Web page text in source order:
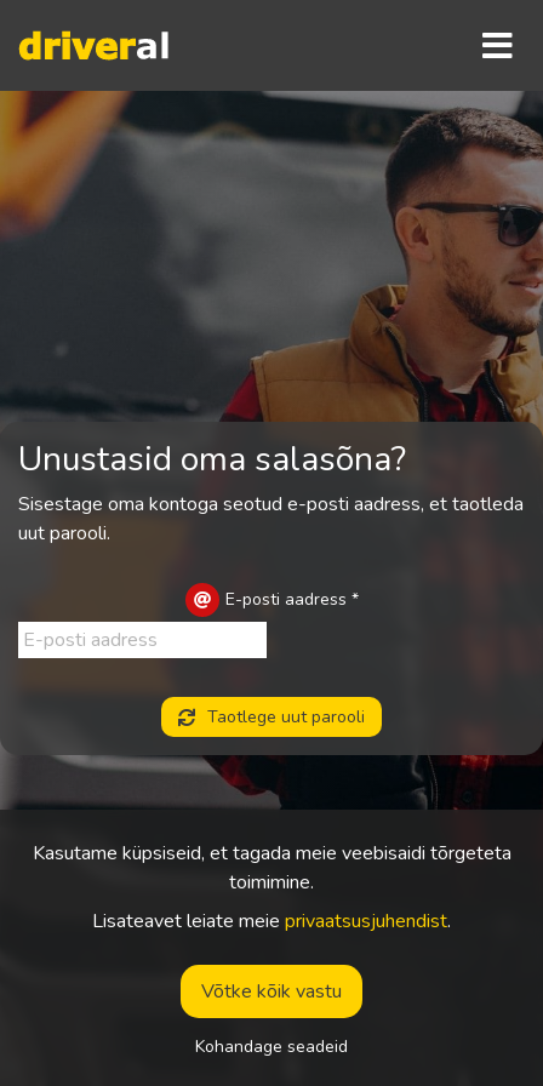
Unustasid oma salasõna?
Sisestage oma kontoga seotud e-posti aadress, et taotleda
uut parooli.
E-posti aadress *
Taotlege uut parooli
Kasutame küpsiseid, et tagada meie veebisaidi tõrgeteta
toimimine.
Lisateavet leiate meie privaatsusjuhendist.
Võtke kõik vastu
Kohandage seadeid